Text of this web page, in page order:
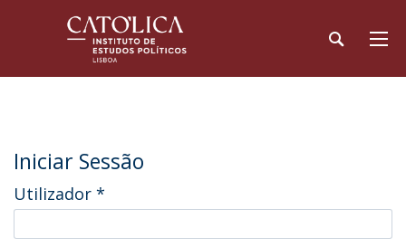
Iniciar Sessão
Utilizador *